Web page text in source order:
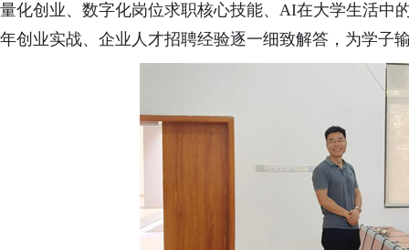
量化创业、数字化岗位求职核心技能、 AI在大学生活中
年创业实战、企业人才招聘经验逐一细致解答，为学子